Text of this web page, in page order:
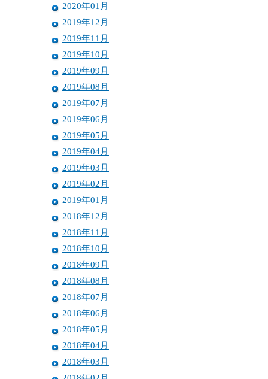
2020年01月
2019年12月
2019年11月
2019年10月
2019年09月
2019年08月
2019年07月
2019年06月
2019年05月
2019年04月
2019年03月
2019年02月
2019年01月
2018年12月
2018年11月
2018年10月
2018年09月
2018年08月
2018年07月
2018年06月
2018年05月
2018年04月
2018年03月